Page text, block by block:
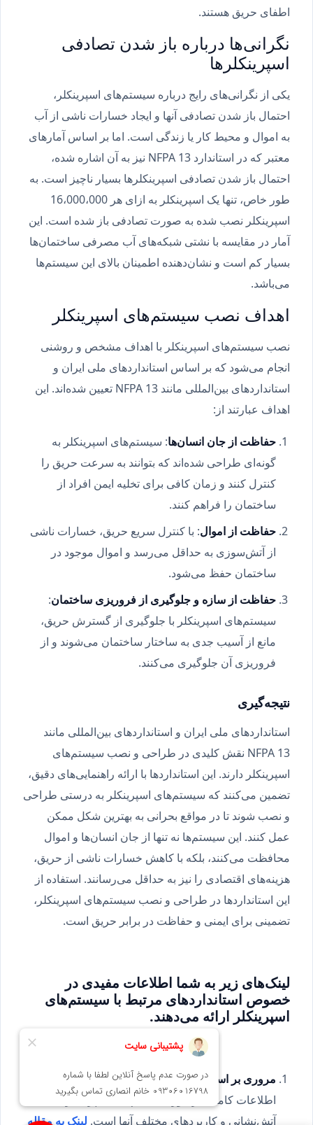
اطفای حریق هستند.
نگرانی‌ها درباره باز شدن تصادفی
اسپرینکلرها
یکی از نگرانی‌های رایج درباره سیستم‌های اسپرینکلر،
احتمال باز شدن تصادفی آنها و ایجاد خسارات ناشی از آب
به اموال و محیط کار یا زندگی است. اما بر اساس آمارهای
معتبر که در استاندارد NFPA 13 نیز به آن اشاره شده،
احتمال باز شدن تصادفی اسپرینکلرها بسیار ناچیز است. به
طور خاص، تنها یک اسپرینکلر به ازای هر 16،000،000
اسپرینکلر نصب شده به صورت تصادفی باز شده است. این
آمار در مقایسه با نشتی شبکه‌های آب مصرفی ساختمان‌ها
بسیار کم است و نشان‌دهنده اطمینان بالای این سیستم‌ها
می‌باشد.
اهداف نصب سیستم‌های اسپرینکلر
نصب سیستم‌های اسپرینکلر با اهداف مشخص و روشنی
انجام می‌شود که بر اساس استانداردهای ملی ایران و
استانداردهای بین‌المللی مانند NFPA 13 تعیین شده‌اند. این
اهداف عبارتند از:
حفاظت از جان انسان‌ها: سیستم‌های اسپرینکلر به
گونه‌ای طراحی شده‌اند که بتوانند به سرعت حریق را
کنترل کنند و زمان کافی برای تخلیه ایمن افراد از
ساختمان را فراهم کنند.
حفاظت از اموال: با کنترل سریع حریق، خسارات ناشی
از آتش‌سوزی به حداقل می‌رسد و اموال موجود در
ساختمان حفظ می‌شود.
حفاظت از سازه و جلوگیری از فروریزی ساختمان:
سیستم‌های اسپرینکلر با جلوگیری از گسترش حریق،
مانع از آسیب جدی به ساختار ساختمان می‌شوند و از
فروریزی آن جلوگیری می‌کنند.
نتیجه‌گیری
استانداردهای ملی ایران و استانداردهای بین‌المللی مانند
NFPA 13 نقش کلیدی در طراحی و نصب سیستم‌های
اسپرینکلر دارند. این استانداردها با ارائه راهنمایی‌های دقیق،
تضمین می‌کنند که سیستم‌های اسپرینکلر به درستی طراحی
و نصب شوند تا در مواقع بحرانی به بهترین شکل ممکن
عمل کنند. این سیستم‌ها نه تنها از جان انسان‌ها و اموال
محافظت می‌کنند، بلکه با کاهش خسارات ناشی از حریق،
هزینه‌های اقتصادی را نیز به حداقل می‌رسانند. استفاده از
این استانداردها در طراحی و نصب سیستم‌های اسپرینکلر،
تضمینی برای ایمنی و حفاظت در برابر حریق است.
لینک‌های زیر به شما اطلاعات مفیدی در
خصوص استانداردهای مرتبط با سیستم‌های
اسپرینکلر ارائه می‌دهند.
مروری بر استاندارد NFPA 13
: این مقاله شامل
اطلاعات کاملی در مورد سیستم‌های اسپرینکلر
آتش‌نشانی و کاربردهای مختلف آنها است. لینک به مقاله